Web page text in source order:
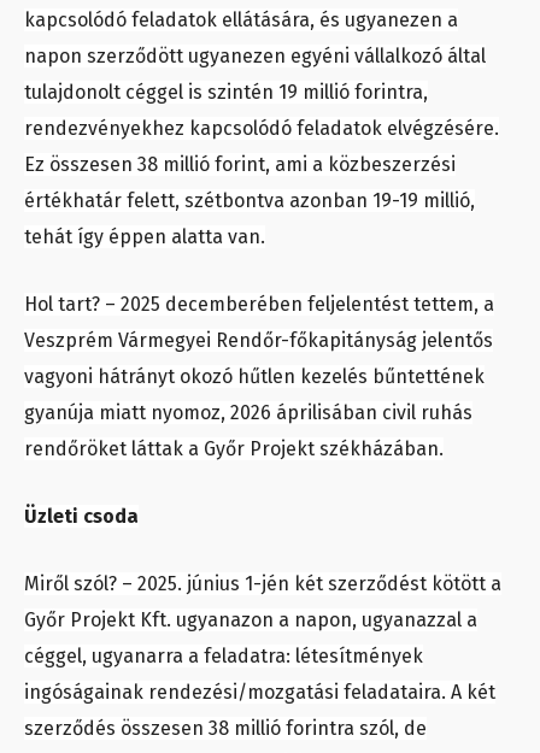
kapcsolódó feladatok ellátására, és ugyanezen a
napon szerződött ugyanezen egyéni vállalkozó által
tulajdonolt céggel is szintén 19 millió forintra,
rendezvényekhez kapcsolódó feladatok elvégzésére.
Ez összesen 38 millió forint, ami a közbeszerzési
értékhatár felett, szétbontva azonban 19-19 millió,
tehát így éppen alatta van.
Hol tart? – 2025 decemberében feljelentést tettem, a
Veszprém Vármegyei Rendőr-főkapitányság jelentős
vagyoni hátrányt okozó hűtlen kezelés bűntettének
gyanúja miatt nyomoz, 2026 áprilisában civil ruhás
rendőröket láttak a Győr Projekt székházában.
Üzleti csoda
Miről szól? – 2025. június 1-jén két szerződést kötött a
Győr Projekt Kft. ugyanazon a napon, ugyanazzal a
céggel, ugyanarra a feladatra: létesítmények
ingóságainak rendezési/mozgatási feladataira. A két
szerződés összesen 38 millió forintra szól, de